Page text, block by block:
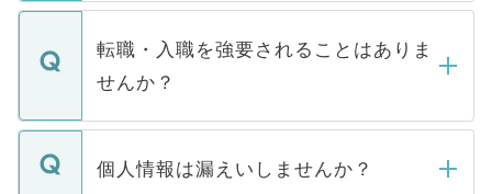
ます。通常、5営業日以内にはご連絡をせて
いただきますので、しばらくお待ちくださ
マイナビDOCTORで取り扱っている求人の
うち約3割は、Webサイトからご覧いただ
けない「非公開求人」です。非公開求人は
下記の理由によって、一般には公開してい
ません。
■応募殺到を避けるため 人気のある医療機
転職・入職を強要されることはありま
せんか？
転職・入職を強要することは一切ありませ
ん。また、仮に応募先から内定をいただい
個人情報は漏えいしませんか？